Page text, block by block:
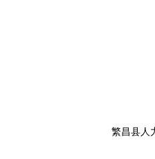
繁昌县人力